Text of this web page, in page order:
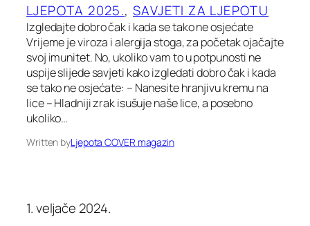
LJEPOTA 2025., SAVJETI ZA LJEPOTU
Izgledajte dobro čak i kada se tako ne osjećate
Vrijeme je viroza i alergija stoga, za početak ojačajte
svoj imunitet. No, ukoliko vam to u potpunosti ne
uspije slijede savjeti kako izgledati dobro čak i kada
se tako ne osjećate: – Nanesite hranjivu kremu na
lice – Hladniji zrak isušuje naše lice, a posebno
ukoliko…
Written byLjepota COVER magazin
1. veljače 2024.